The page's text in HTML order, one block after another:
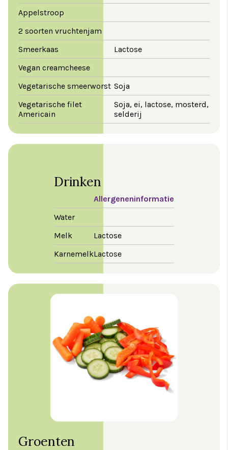
Appelstroop
2 soorten vruchtenjam
Smeerkaas
Lactose
Vegan creamcheese
Vegetarische smeerworst Soja
Vegetarische filet
Americain
Soja, ei, lactose, mosterd,
selderij
Drinken
Allergeneninformatie
Water
Melk
Lactose
KarnemelkLactose
Groenten